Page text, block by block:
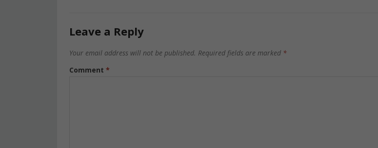
Leave a Reply
Your email address will not be published. Required fields are marked *
Comment *